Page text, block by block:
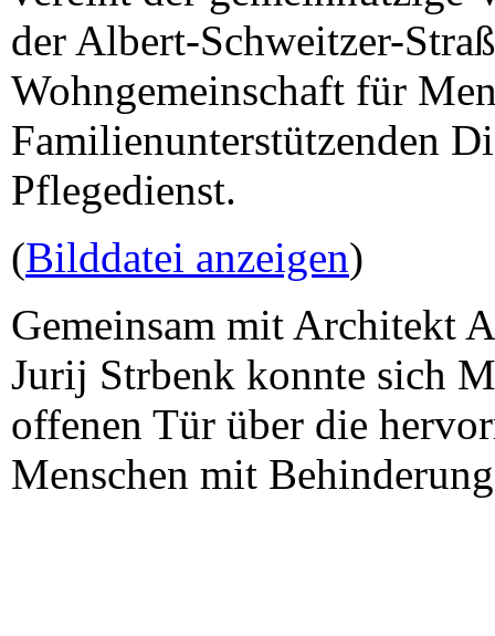
der Albert-Schweitzer-
Wohngemeinschaft für
Familienunterstützenden
Pflegedienst.
(Bilddatei anzeigen)
Gemeinsam mit Architekt
Jurij Strbenk konnte sich
offenen Tür über die
Menschen mit